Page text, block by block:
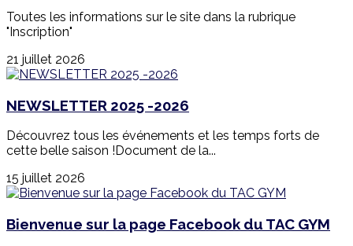
Toutes les informations sur le site dans la rubrique
"Inscription"
21 juillet 2026
NEWSLETTER 2025 -2026
Découvrez tous les événements et les temps forts de
cette belle saison !Document de la...
15 juillet 2026
Bienvenue sur la page Facebook du TAC GYM